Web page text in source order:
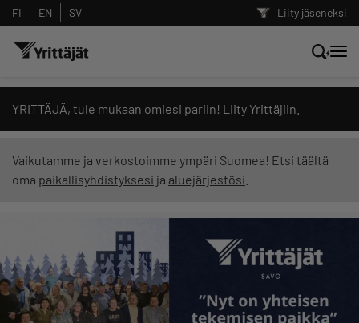
Liity jäseneksi
FI EN SV
YRITTÄJÄ, tule mukaan omiesi pariin! Liity Yrittäjiin
Vaikutamme ja verkostoimme ympäri Suomea! Etsi täältä
oma paikallisyhdistyksesi ja aluejärjestösi
Hae sivustolta tai kysy suoraan
Yrittäjien tekoälyltä
Suodata hakutuloksia: näytä kaikki sisältö